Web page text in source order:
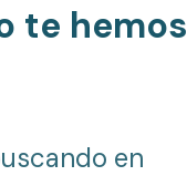
te hemos
en